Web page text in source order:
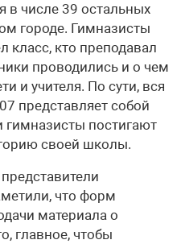
в числе 39 остальных
городе. Гимназисты
класс, кто преподавал
проводились и о чем
и учителя. По сути, вся
представляет собой
гимназисты постигают
своей школы.
что форм
материала о
главное, чтобы